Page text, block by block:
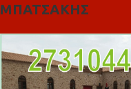
ΜΠΑΤΣΑΚΗΣ